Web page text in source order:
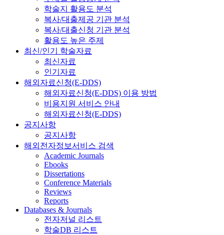
학술지 활용도 분석
복사/대출제공 기관 분석
복사/대출신청 기관 분석
활용도 높은 주제
최신/인기 학술자료
최신자료
인기자료
해외자료신청(E-DDS)
해외자료신청(E-DDS) 이용 방법
비용지원 서비스 안내
해외자료신청(E-DDS)
공지사항
공지사항
해외전자정보서비스 검색
Academic Journals
Ebooks
Dissertations
Conference Materials
Reviews
Reports
Databases & Journals
전자저널 리스트
학술DB 리스트